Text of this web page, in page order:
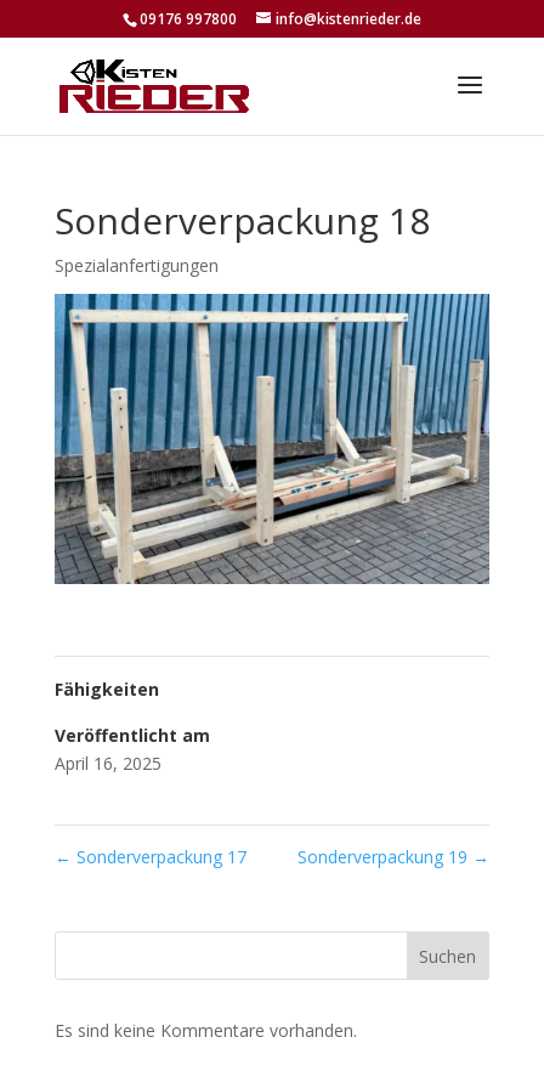
09176 997800 info@kistenrieder.de
Sonderverpackung 18
Spezialanfertigungen
Fähigkeiten
Veröffentlicht am
April 16, 2025
← Sonderverpackung 17 Sonderverpackung 19 →
Suchen
Es sind keine Kommentare vorhanden.